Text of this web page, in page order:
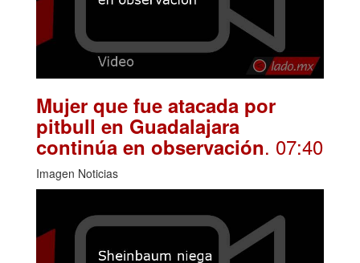
Mujer que fue atacada por
pitbull en Guadalajara
continúa en observación. 07:40
Imagen Noticias